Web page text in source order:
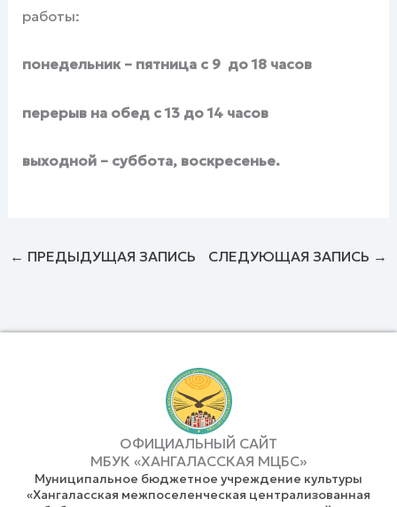
работы:
понедельник – пятница с 9 до 18 часов
перерыв на обед с 13 до 14 часов
выходной – суббота, воскресенье.
← ПРЕДЫДУЩАЯ ЗАПИСЬ СЛЕДУЮЩАЯ ЗАПИСЬ →
ОФИЦИАЛЬНЫЙ САЙТ
МБУК «ХАНГАЛАССКАЯ МЦБС»
Муниципальное бюджетное учреждение культуры
«Хангаласская межпоселенческая централизованная